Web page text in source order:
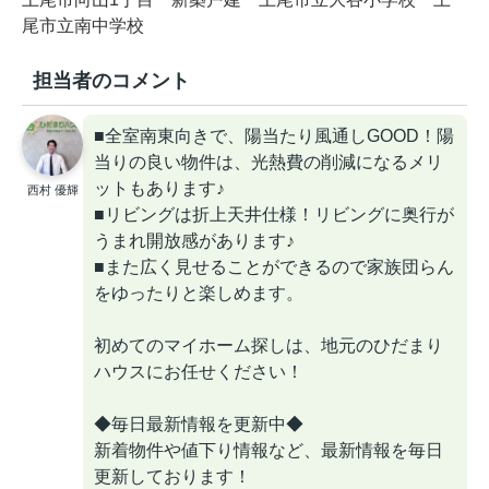
尾市立南中学校
担当者のコメント
西村 優輝
■全室南東向きで、陽当たり風通しGOOD！陽
当りの良い物件は、光熱費の削減になるメリ
ットもあります♪
■リビングは折上天井仕様！リビングに奥行が
うまれ開放感があります♪
■また広く見せることができるので家族団らん
をゆったりと楽しめます。
初めてのマイホーム探しは、地元のひだまり
ハウスにお任せください！
◆毎日最新情報を更新中◆
新着物件や値下り情報など、最新情報を毎日
更新しております！